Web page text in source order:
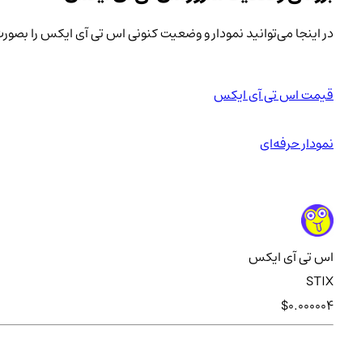
در اینجا می‌توانید نمودار و وضعیت کنونی اس تی آی ایکس را
قیمت اس تی آی ایکس
نمودار حرفه‌ای
اس تی آی ایکس
STIX
$0.000004